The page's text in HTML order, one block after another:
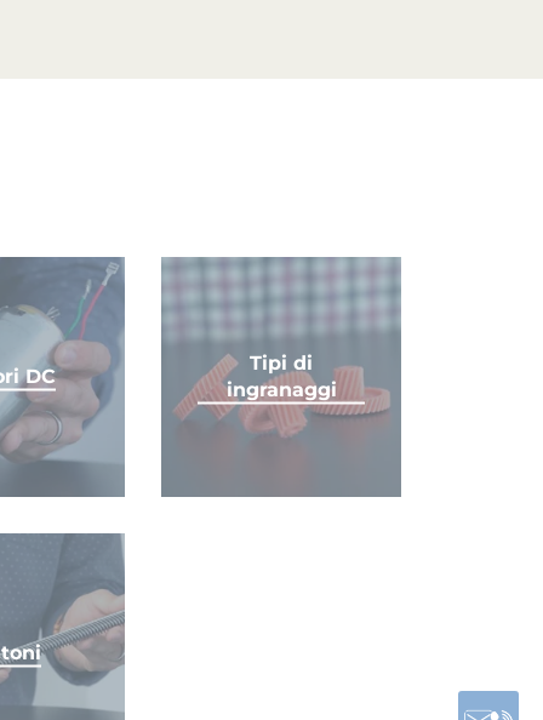
DC
Tipi di
ingranaggi